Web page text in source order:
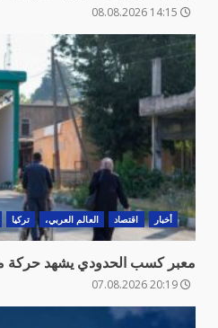
أخبار اقتصاد العالم العربي، تركيا
معبر كسب الحدودي يشهد حركة